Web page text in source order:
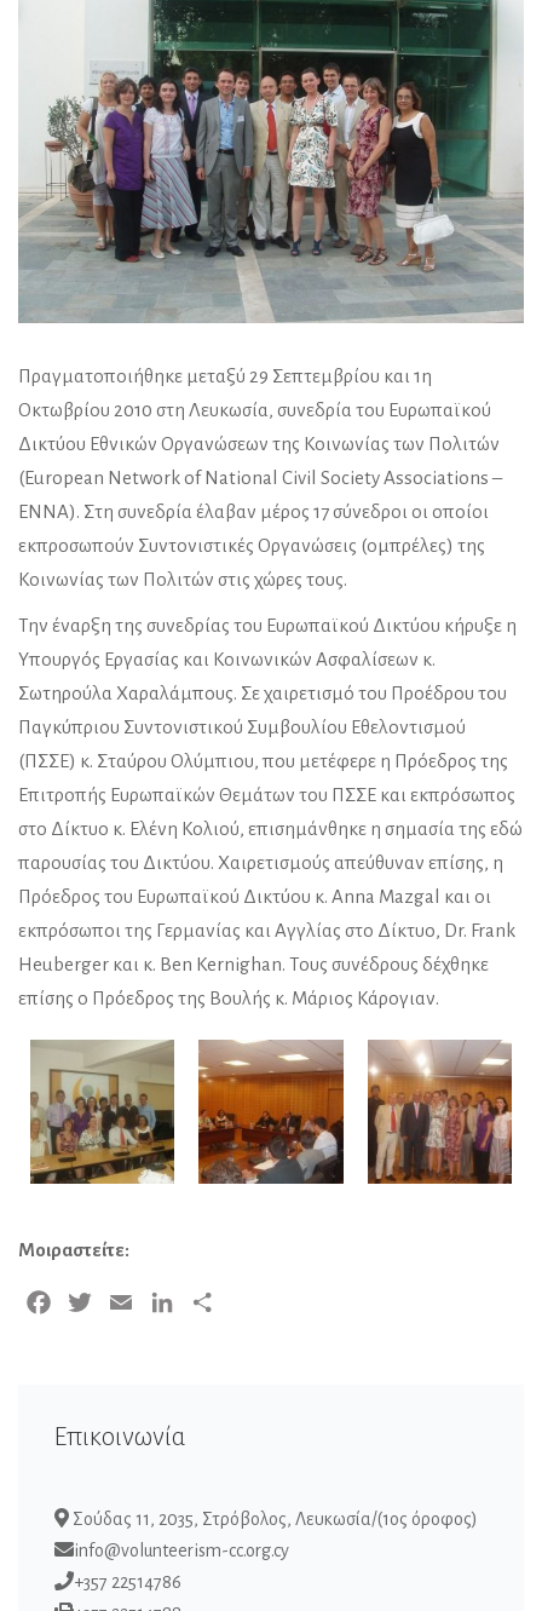
Πραγματοποιήθηκε μεταξύ 29 Σεπτεμβρίου και 1η
Οκτωβρίου 2010 στη Λευκωσία, συνεδρία του Ευρωπαϊκού
Δικτύου Εθνικών Οργανώσεων της Κοινωνίας των Πολιτών
(European Network of National Civil Society Associations –
ENNA). Στη συνεδρία έλαβαν μέρος 17 σύνεδροι οι οποίοι
εκπροσωπούν Συντονιστικές Οργανώσεις (ομπρέλες) της
Κοινωνίας των Πολιτών στις χώρες τους.
Την έναρξη της συνεδρίας του Ευρωπαϊκού Δικτύου κήρυξε η
Υπουργός Εργασίας και Κοινωνικών Ασφαλίσεων κ.
Σωτηρούλα Χαραλάμπους. Σε χαιρετισμό του Προέδρου του
Παγκύπριου Συντονιστικού Συμβουλίου Εθελοντισμού
(ΠΣΣΕ) κ. Σταύρου Ολύμπιου, που μετέφερε η Πρόεδρος της
Επιτροπής Ευρωπαϊκών Θεμάτων του ΠΣΣΕ και εκπρόσωπος
στο Δίκτυο κ. Ελένη Κολιού, επισημάνθηκε η σημασία της εδώ
παρουσίας του Δικτύου. Χαιρετισμούς απεύθυναν επίσης, η
Πρόεδρος του Ευρωπαϊκού Δικτύου κ. Anna Mazgal και οι
εκπρόσωποι της Γερμανίας και Αγγλίας στο Δίκτυο, Dr. Frank
Heuberger και κ. Ben Kernighan. Τους συνέδρους δέχθηκε
επίσης ο Πρόεδρος της Βουλής κ. Μάριος Κάρογιαν.
Μοιραστείτε:
Facebook
Twitter Email LinkedIn
Επικοινωνία
Σούδας 11, 2035, Στρόβολος, Λευκωσία/(1ος όροφος)
info@volunteerism-cc.org.cy
+357 22514786